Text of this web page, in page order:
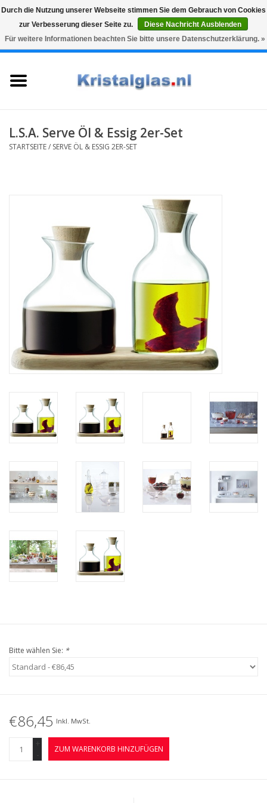
Snelle levering
Graveren
0 Artikel - €0,00
Karaffen
Geschenke
Kaffee & Tee
Bar & Wein
L.S.A. Serve Öl & Essig 2er-Set
STARTSEITE/ SERVE ÖL & ESSIG 2ER-SET
Bitte wählen Sie: *
€86,45 Inkl. MwSt.
+
-
ZUM WARENKORB HINZUFÜGEN
Durch die Nutzung unserer Webseite stimmen Sie dem Gebrauch von Cookies
zur Verbesserung dieser Seite zu.
Diese Nachricht Ausblenden
Für weitere Informationen beachten Sie bitte unsere Datenschutzerklärung. »